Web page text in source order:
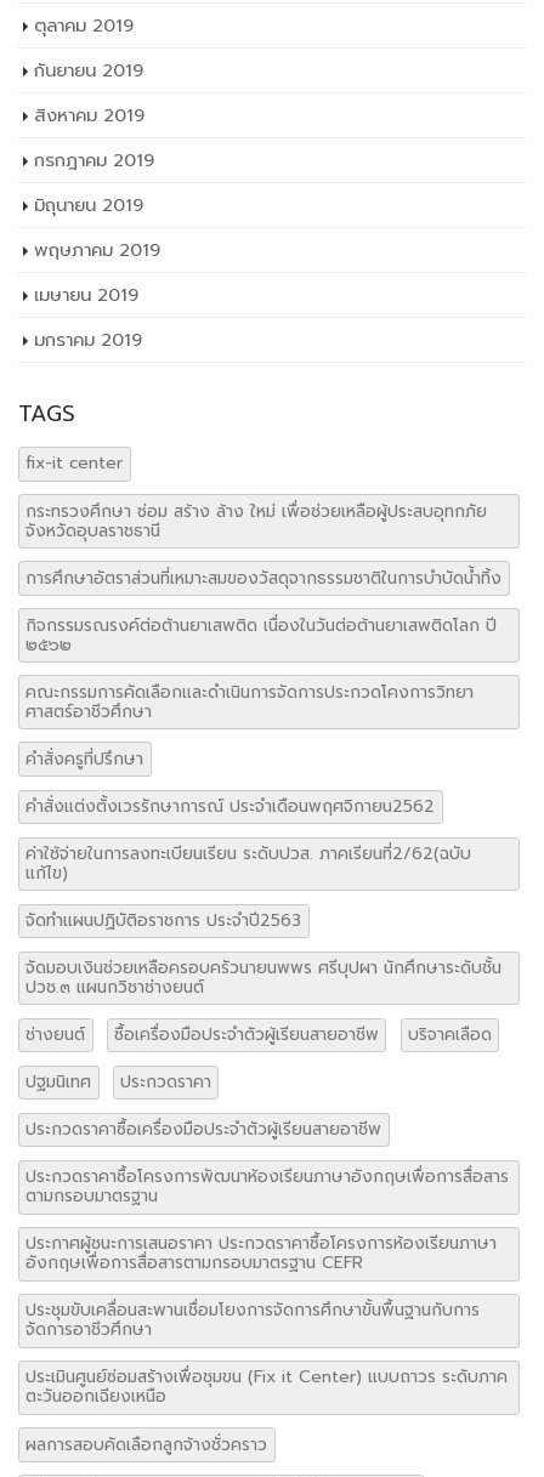
ตุลาคม 2019
กันยายน 2019
สิงหาคม 2019
กรกฎาคม 2019
มิถุนายน 2019
พฤษภาคม 2019
เมษายน 2019
มกราคม 2019
TAGS
fix-it center
กระทรวงศึกษา ซ่อม สร้าง ล้าง ใหม่ เพื่อช่วยเหลือผู้ประสบอุทกภัย
จังหวัดอุบลราชธานี
การศึกษาอัตราส่วนที่เหมาะสมของวัสดุจากธรรมชาติในการบำบัดน้ำทิ้ง
กิจกรรมรณรงค์ต่อต้านยาเสพติด เนื่องในวันต่อต้านยาเสพติดโลก ปี
๒๕๖๒
คณะกรรมการคัดเลือกและดำเนินการจัดการประกวดโคงการวิทยา
ศาสตร์อาชีวศึกษา
คำสั่งครูที่ปรึกษา
คำสั่งแต่งตั้งเวรรักษาการณ์ ประจำเดือนพฤศจิกายน2562
ค่าใช้จ่ายในการลงทะเบียนเรียน ระดับปวส. ภาคเรียนที่2/62(ฉบับ
แก้ไข)
จัดทำแผนปฏิบัติอราชการ ประจำปี2563
จัดมอบเงินช่วยเหลือครอบครัวนายนพพร ศรีบุปผา นักศึกษาระดับชั้น
ปวช.๓ แผนกวิชาช่างยนต์
ช่างยนต์
ซื้อเครื่องมือประจำตัวผู้เรียนสายอาชีพ
บริจาคเลือด
ปฐมนิเทศ
ประกวดราคา
ประกวดราคาซื้อเครื่องมือประจำตัวผู้เรียนสายอาชีพ
ประกวดราคาซื้อโครงการพัฒนาห้องเรียนภาษาอังกฤษเพื่อการสื่อสาร
ตามกรอบมาตรฐาน
ประกาศผู้ชนะการเสนอราคา ประกวดราคาซื้อโครงการห้องเรียนภาษา
อังกฤษเพื่อการสื่อสารตามกรอบมาตรฐาน CEFR
ประชุมขับเคลื่อนสะพานเชื่อมโยงการจัดการศึกษาขั้นพื้นฐานกับการ
จัดการอาชีวศึกษา
ประเมินศูนย์ซ่อมสร้างเพื่อชุมขน (Fix it Center) แบบถาวร ระดับภาค
ตะวันออกเฉียงเหนือ
ผลการสอบคัดเลือกลูกจ้างชั่วคราว